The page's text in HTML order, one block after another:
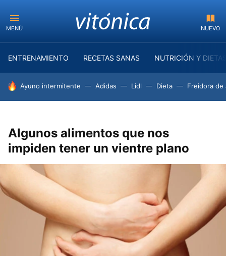
MENÚ NUEVO
ENTRENAMIENTO RECETAS SANAS NUTRICIÓN Y
HOY SE HABLA DE
Ayuno intermitente Adidas Lidl Dieta Freidora de
Algunos alimentos que nos
impiden tener un vientre plano